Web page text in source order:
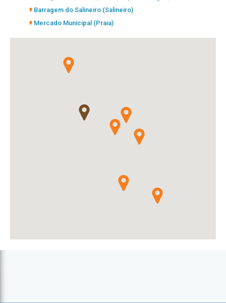
Barragem do Salineiro (Salineiro)
Mercado Municipal (Praia)
Silo do Colonato de Chão Bom (Chão Bom)